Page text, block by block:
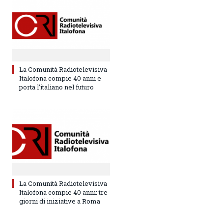
La Comunità Radiotelevisiva
Italofona compie 40 anni e
porta l’italiano nel futuro
La Comunità Radiotelevisiva
Italofona compie 40 anni: tre
giorni di iniziative a Roma